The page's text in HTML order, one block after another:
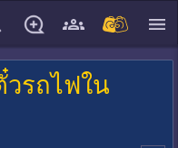
รถไฟใน
close